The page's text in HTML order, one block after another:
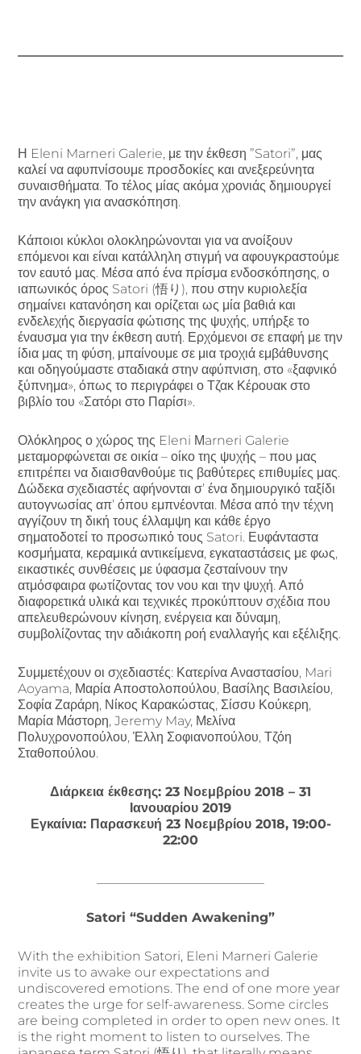
Η Eleni Marneri Galerie, με την έκθεση ”Satori”, μας
καλεί να αφυπνίσουμε προσδοκίες και ανεξερεύνητα
συναισθήματα. Το τέλος μίας ακόμα χρονιάς δημιουργεί
την ανάγκη για ανασκόπηση.
Κάποιοι κύκλοι ολοκληρώνονται για να ανοίξουν
επόμενοι και είναι κατάλληλη στιγμή να αφουγκραστούμε
τον εαυτό μας. Μέσα από ένα πρίσμα ενδοσκόπησης, ο
ιαπωνικός όρος Satori (悟り), που στην κυριολεξία
σημαίνει κατανόηση και ορίζεται ως μία βαθιά και
ενδελεχής διεργασία φώτισης της ψυχής, υπήρξε το
έναυσμα για την έκθεση αυτή. Ερχόμενοι σε επαφή με την
ίδια μας τη φύση, μπαίνουμε σε μια τροχιά εμβάθυνσης
και οδηγούμαστε σταδιακά στην αφύπνιση, στο «ξαφνικό
ξύπνημα», όπως το περιγράφει ο Τζακ Κέρουακ στο
βιβλίο του «Σατόρι στο Παρίσι».
Ολόκληρος ο χώρος της Eleni Μarneri Galerie
μεταμορφώνεται σε οικία – οίκο της ψυχής – που μας
επιτρέπει να διαισθανθούμε τις βαθύτερες επιθυμίες μας.
Δώδεκα σχεδιαστές αφήνονται σ’ ένα δημιουργικό ταξίδι
αυτογνωσίας απ’ όπου εμπνέονται. Μέσα από την τέχνη
αγγίζουν τη δική τους έλλαμψη και κάθε έργο
σηματοδοτεί το προσωπικό τους Satori. Ευφάνταστα
κοσμήματα, κεραμικά αντικείμενα, εγκαταστάσεις με φως,
εικαστικές συνθέσεις με ύφασμα ζεσταίνουν την
ατμόσφαιρα φωτίζοντας τον νου και την ψυχή. Από
διαφορετικά υλικά και τεχνικές προκύπτουν σχέδια που
απελευθερώνουν κίνηση, ενέργεια και δύναμη,
συμβολίζοντας την αδιάκοπη ροή εναλλαγής και εξέλιξης.
Συμμετέχουν οι σχεδιαστές: Κατερίνα Αναστασίου, Mari
Aoyama, Μαρία Αποστολοπούλου, Βασίλης Βασιλείου,
Σοφία Ζαράρη, Νίκος Καρακώστας, Σίσσυ Κούκερη,
Μαρία Μάστορη, Jeremy May, Μελίνα
Πολυχρονοπούλου, Έλλη Σοφιανοπούλου, Τζόη
Σταθοπούλου.
Διάρκεια έκθεσης: 23 Νοεμβρίου 2018 – 31
Ιανουαρίου 2019
Εγκαίνια: Παρασκευή 23 Νοεμβρίου 2018, 19:00-
22:00
Satori “Sudden Awakening”
With the exhibition Satori, Eleni Marneri Galerie
invite us to awake our expectations and
undiscovered emotions. The end of one more year
creates the urge for self-awareness. Some circles
are being completed in order to open new ones. It
is the right moment to listen to ourselves. The